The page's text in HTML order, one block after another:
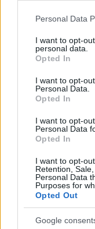
Please note that
not limited to your
grant or deny
use your data for
consent section.
Personal Data
I want to opt-
personal data.
Opted In
I want to opt-
Personal Data.
Opted In
I want to opt-
Personal Data
Opted In
I want to opt-
Retention,
Personal Data
Purposes for
Opted Out
Google